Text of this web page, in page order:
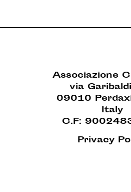
Associazione
via
09010
Italy
C.F:
Privacy